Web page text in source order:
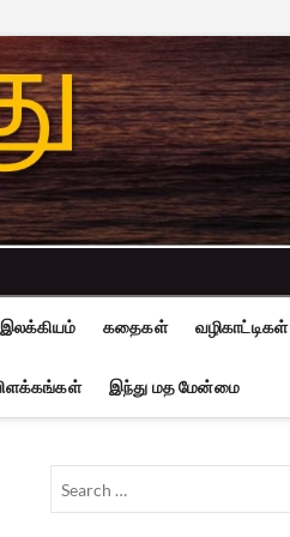
இலக்கியம் கதைகள் வழிகாட்டிகள்
இந்து மத மேன்மை